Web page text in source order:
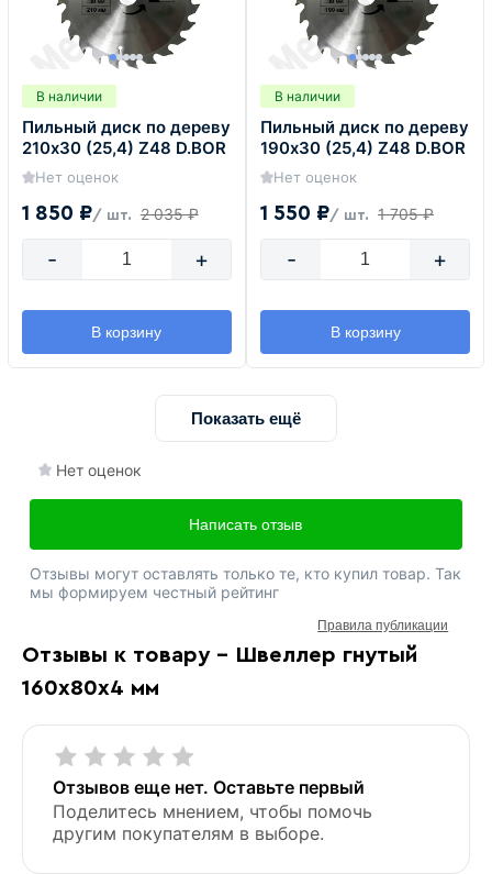
В наличии
Пильный диск по дереву
210х30 (25,4) Z48 D.BOR
Нет оценок
1 850 ₽/ шт. 2 035 ₽
- +
В корзину
В наличии
Пильный диск по дереву
190х30 (25,4) Z48 D.BOR
Нет оценок
1 550 ₽/ шт. 1 705 ₽
- +
В корзину
Показать ещё
Отзывы к товару - Швеллер гнутый
160х80х4 мм
Отзывов еще нет. Оставьте первый
Поделитесь мнением, чтобы помочь
другим покупателям в выборе.
Нет оценок
Написать отзыв
Отзывы могут оставлять только те, кто купил товар. Так
мы формируем честный рейтинг
Правила публикации